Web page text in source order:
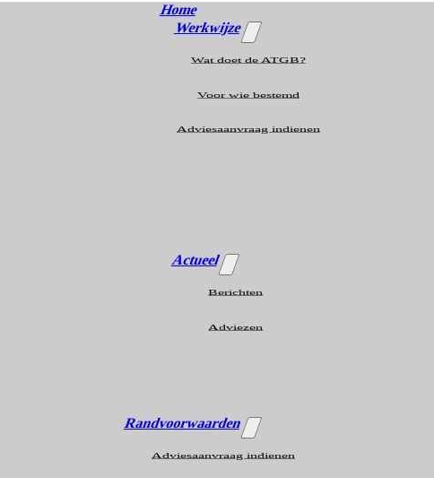
Home
Werkwijze
Wat doet de ATGB?
Voor wie bestemd
Adviesaanvraag indienen
Actueel
Berichten
Adviezen
Randvoorwaarden
Adviesaanvraag indienen